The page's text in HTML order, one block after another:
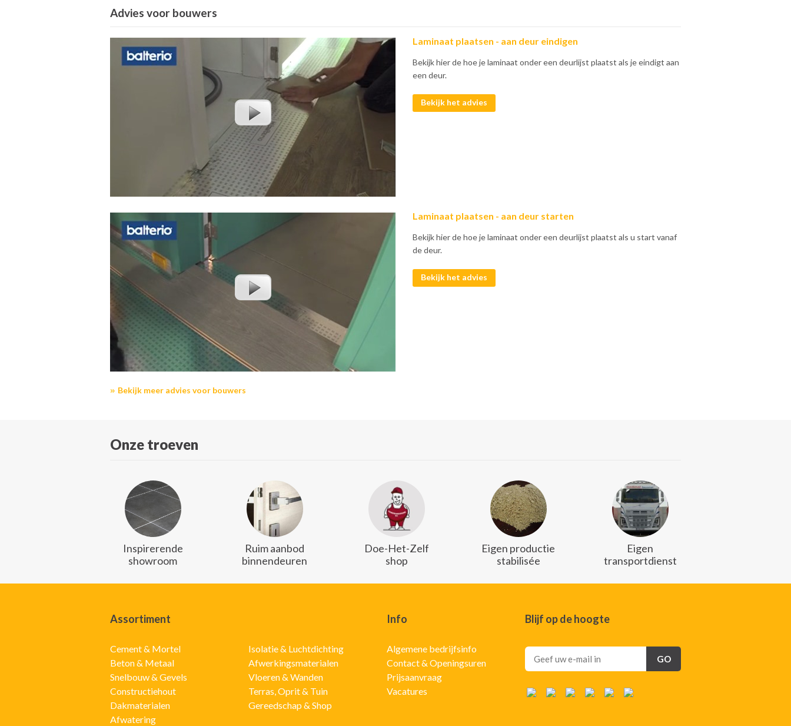
Advies voor bouwers
Laminaat plaatsen - aan deur eindigen
Bekijk hier de hoe je laminaat onder een deurlijst plaatst als je eindigt aan
een deur.
Bekijk het advies
Laminaat plaatsen - aan deur starten
Bekijk hier de hoe je laminaat onder een deurlijst plaatst als u start vanaf
de deur.
Bekijk het advies
Bekijk meer advies voor bouwers
Onze troeven
Inspirerende
showroom
Ruim aanbod
binnendeuren
Doe-Het-Zelf
shop
Eigen productie
stabilisée
Eigen
transportdienst
Assortiment
Cement & Mortel
Beton & Metaal
Snelbouw & Gevels
Constructiehout
Dakmaterialen
Afwatering
Isolatie & Luchtdichting
Afwerkingsmaterialen
Vloeren & Wanden
Terras, Oprit & Tuin
Gereedschap & Shop
Info
Algemene bedrijfsinfo
Contact & Openingsuren
Prijsaanvraag
Vacatures
Blijf op de hoogte